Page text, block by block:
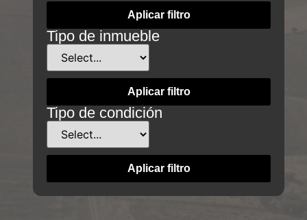
Aplicar filtro
Tipo de inmueble
Aplicar filtro
Tipo de condición
Aplicar filtro